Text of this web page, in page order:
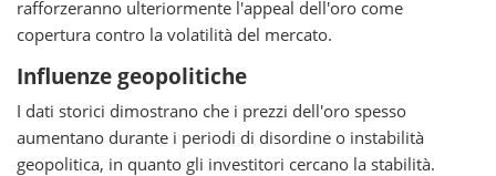
rafforzeranno ulteriormente l'appeal dell'oro come
copertura contro la volatilità del mercato.
Influenze geopolitiche
I dati storici dimostrano che i prezzi dell'oro spesso
aumentano durante i periodi di disordine o instabilità
geopolitica, in quanto gli investitori cercano la stabilità.